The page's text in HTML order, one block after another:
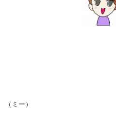
（ミー）